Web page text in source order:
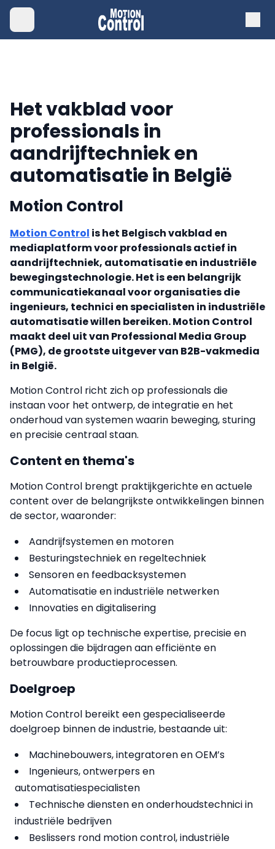
Het vakblad voor
professionals in
aandrijftechniek en
automatisatie in België
Motion Control
Motion Control is het Belgisch vakblad en
mediaplatform voor professionals actief in
aandrijftechniek, automatisatie en industriële
bewegingstechnologie. Het is een belangrijk
communicatiekanaal voor organisaties die
ingenieurs, technici en specialisten in industriële
automatisatie willen bereiken. Motion Control
maakt deel uit van Professional Media Group
(PMG), de grootste uitgever van B2B-vakmedia
in België.
Motion Control richt zich op professionals die
instaan voor het ontwerp, de integratie en het
onderhoud van systemen waarin beweging, sturing
en precisie centraal staan.
Content en thema's
Motion Control brengt praktijkgerichte en actuele
content over de belangrijkste ontwikkelingen binnen
de sector, waaronder:
Aandrijfsystemen en motoren
Besturingstechniek en regeltechniek
Sensoren en feedbacksystemen
Automatisatie en industriële netwerken
Innovaties en digitalisering
De focus ligt op technische expertise, precisie en
oplossingen die bijdragen aan efficiënte en
betrouwbare productieprocessen.
Doelgroep
Motion Control bereikt een gespecialiseerde
doelgroep binnen de industrie, bestaande uit:
Machinebouwers, integratoren en OEM’s
Ingenieurs, ontwerpers en
automatisatiespecialisten
Technische diensten en onderhoudstechnici in
industriële bedrijven
Beslissers rond motion control, industriële